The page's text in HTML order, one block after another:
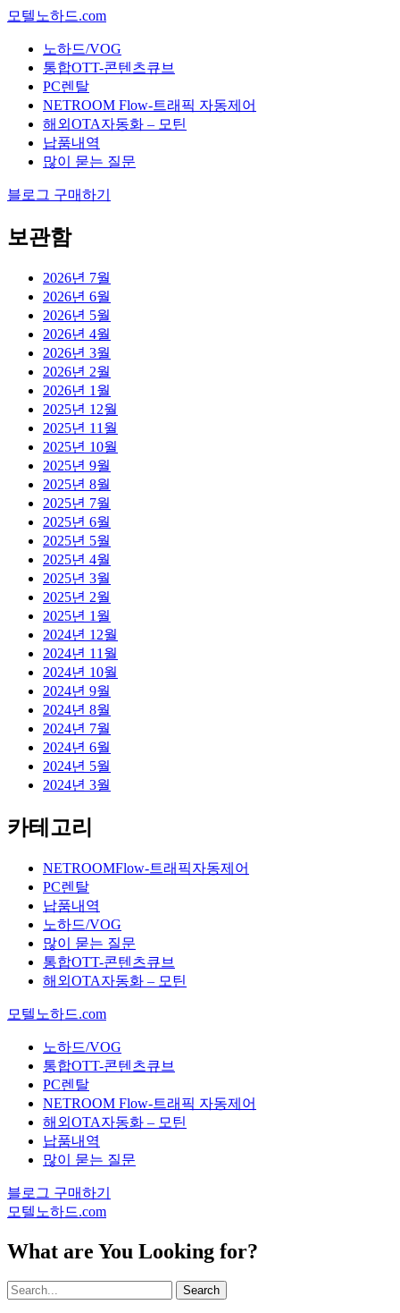
모텔노하드.com
노하드/VOG
통합OTT-콘텐츠큐브
PC렌탈
NETROOM Flow-트래픽 자동제어
해외OTA자동화 – 모틴
납품내역
많이 묻는 질문
블로그 구매하기
보관함
2026년 7월
2026년 6월
2026년 5월
2026년 4월
2026년 3월
2026년 2월
2026년 1월
2025년 12월
2025년 11월
2025년 10월
2025년 9월
2025년 8월
2025년 7월
2025년 6월
2025년 5월
2025년 4월
2025년 3월
2025년 2월
2025년 1월
2024년 12월
2024년 11월
2024년 10월
2024년 9월
2024년 8월
2024년 7월
2024년 6월
2024년 5월
2024년 3월
카테고리
NETROOMFlow-트래픽자동제어
PC렌탈
납품내역
노하드/VOG
많이 묻는 질문
통합OTT-콘텐츠큐브
해외OTA자동화 – 모틴
모텔노하드.com
노하드/VOG
통합OTT-콘텐츠큐브
PC렌탈
NETROOM Flow-트래픽 자동제어
해외OTA자동화 – 모틴
납품내역
많이 묻는 질문
블로그 구매하기
모텔노하드.com
What are You Looking for?
Search